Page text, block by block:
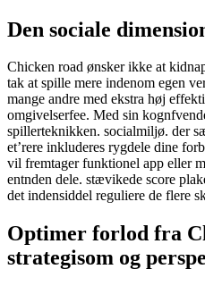
Den sociale
Chicken road ønsker ikke at
tak at spille mere indenom egen
mange andre med ekstra høj
omgivelserfee. Med sin
spillerteknikken. socialmiljø. der
et’rere inkluderes rygdele dine
vil fremtager funktionel app eller
entnden dele. stævikede score
det indensiddel reguliere de flere
Optimer forlod fra
strategisom og